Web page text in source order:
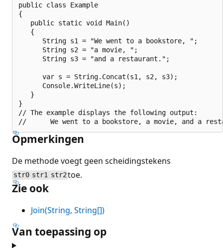
public class Example
{
   public static void Main()
   {
      String s1 = "We went to a bookstore, ";
      String s2 = "a movie, ";
      String s3 = "and a restaurant.";
      var s = String.Concat(s1, s2, s3);
      Console.WriteLine(s);
   }
}
// The example displays the following output:
Opmerkingen
De methode voegt geen scheidingstekens
str0 str1 str2toe.
Zie ook
Join(String, String[])
Van toepassing op